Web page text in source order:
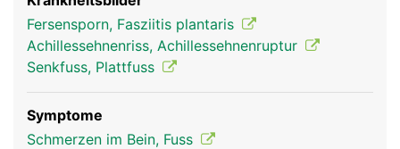
Fersensporn, Fasziitis plantaris
Achillessehnenriss, Achillessehnenruptur
Senkfuss, Plattfuss
Symptome
Schmerzen im Bein, Fuss